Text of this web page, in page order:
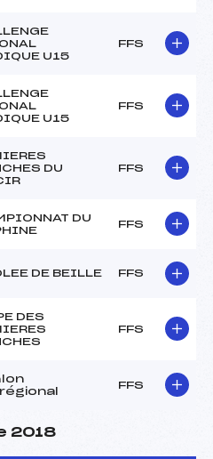
U15
FFS
U15
FFS
DU
FFS
DU
FFS
DE BEILLE FFS
DES
FFS
FFS
2018